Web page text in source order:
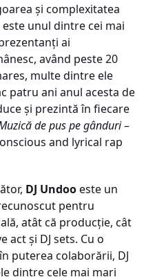
și complexitatea
este unul dintre cei mai
ai
având peste 20
multe dintre ele
patru ani anul acesta de
și prezintă în fiecare
de pus pe gânduri–
and lyrical rap
DJ Undooeste un
pentru
atât că producție, cât
act și DJ sets. Cu o
puterea colaborării, DJ
dintre cele mai mari